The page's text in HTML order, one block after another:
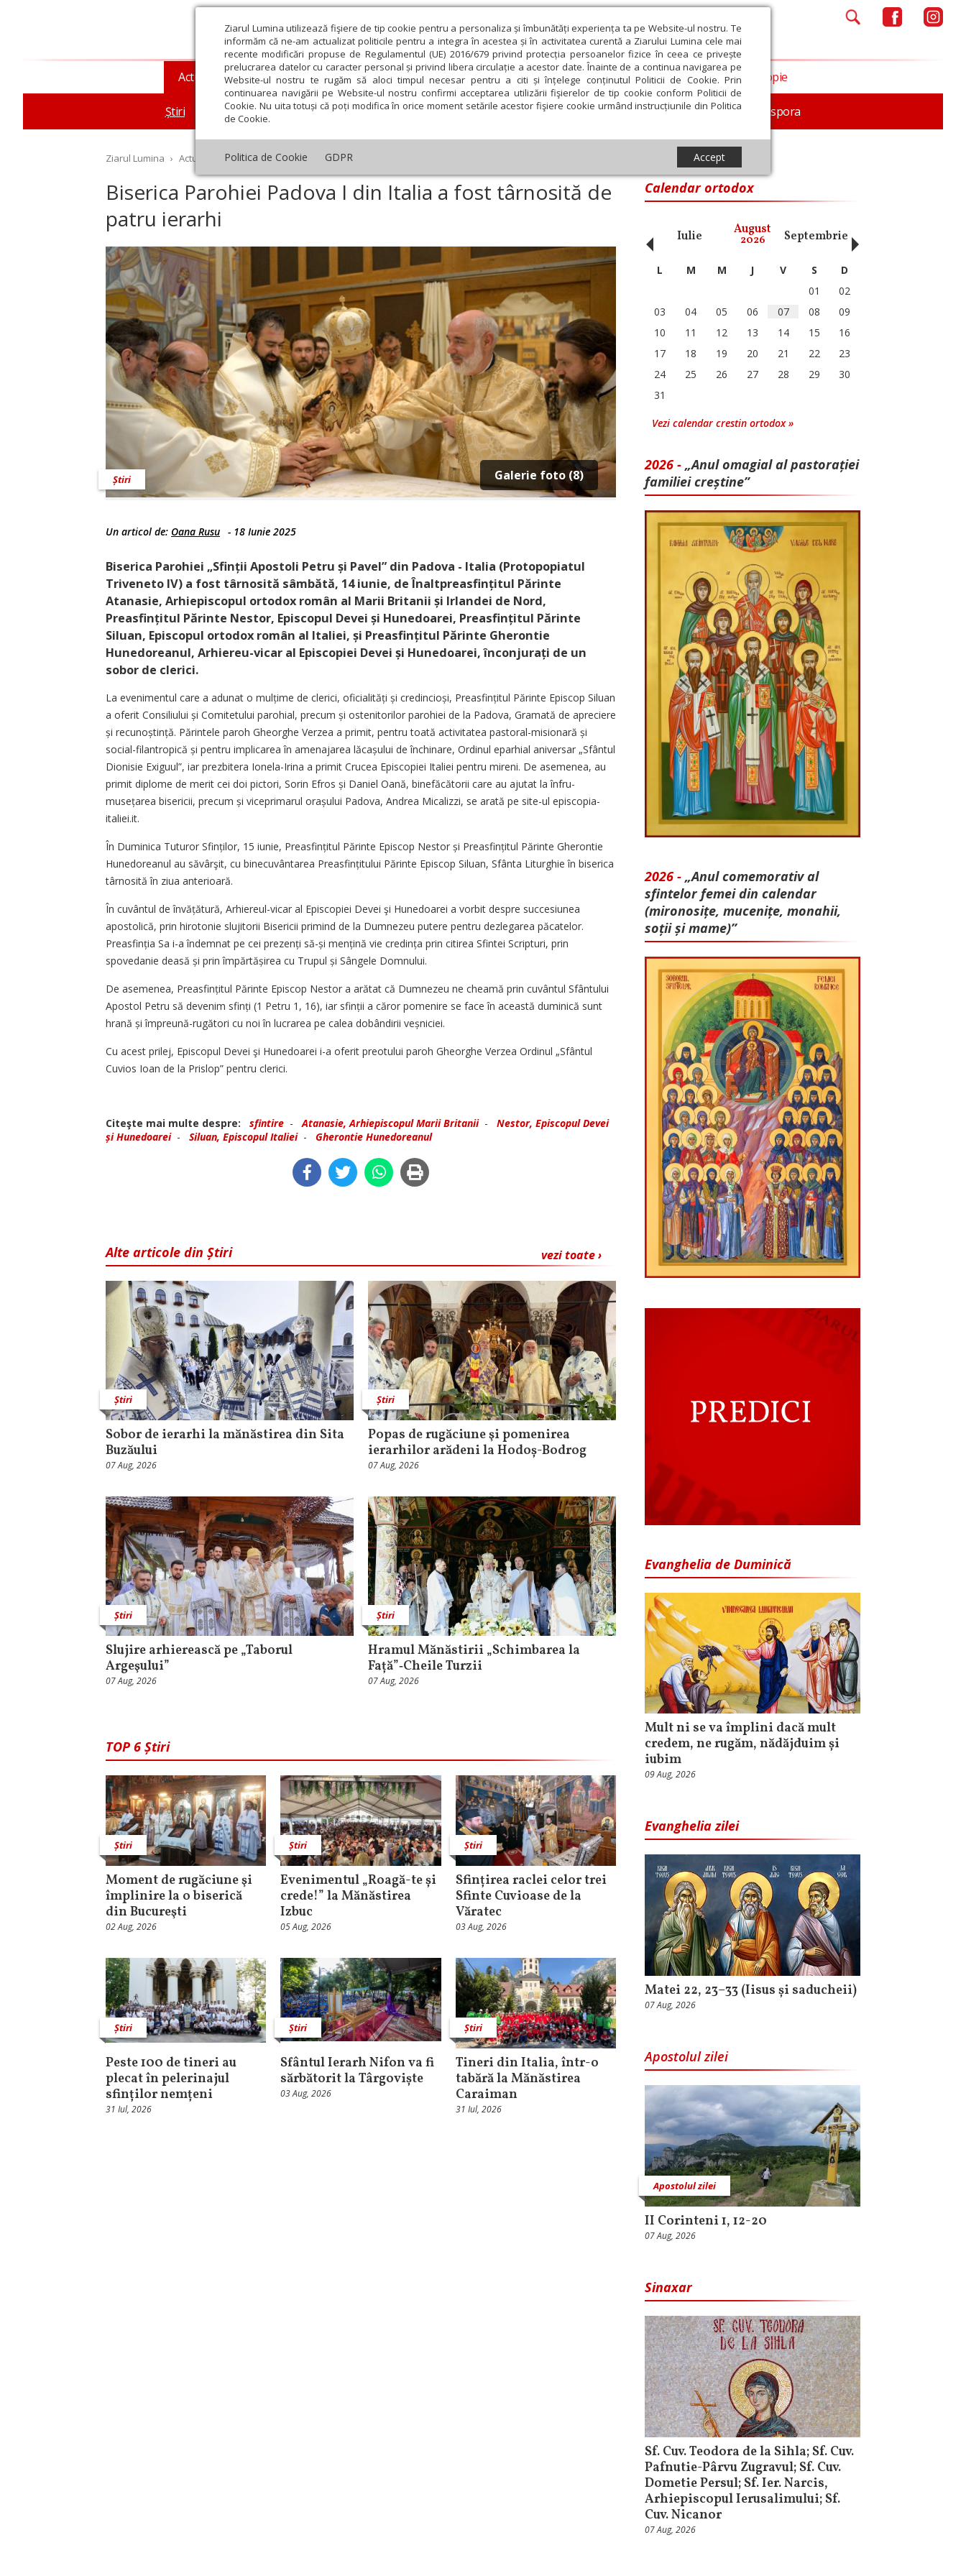
Ziarul Lumina utilizează fişiere de tip cookie pentru a personaliza și îmbunătăți experiența ta pe Website-ul nostru. Te
informăm că ne-am actualizat politicile pentru a integra în acestea și în activitatea curentă a Ziarului Lumina cele mai
recente modificări propuse de Regulamentul (UE) 2016/679 privind protecția persoanelor fizice în ceea ce privește
prelucrarea datelor cu caracter personal și privind libera circulație a acestor date. Înainte de a continua navigarea pe
Website-ul nostru te rugăm să aloci timpul necesar pentru a citi și înțelege conținutul Politicii de Cookie. Prin
continuarea navigării pe Website-ul nostru confirmi acceptarea utilizării fişierelor de tip cookie conform Politicii de
Cookie. Nu uita totuși că poți modifica în orice moment setările acestor fişiere cookie urmând instrucțiunile din Politica
de Cookie.
Politica de Cookie GDPR Accept
Actualitate religioasă
Știri Mesaje și cuvântări An omagial Comunicate de presă Documentar In memoriam Diaspora
Teologie și spiritualitate Educaţie și Cultură Societate Opinii Filantropie
Ziarul Lumina › Actualitate religioasă › Știri › Biserica Parohiei Padova I din Italia a fost târnosită de patru ierarhi
Biserica Parohiei Padova I din Italia a fost târnosită de
patru ierarhi
Galerie foto (8)
Știri
Un articol de: Oana Rusu - 18 Iunie 2025
Biserica Parohiei „Sfinții Apostoli Petru și Pavel” din Padova - Italia (Protopopiatul
Triveneto IV) a fost târnosită sâmbătă, 14 iunie, de Înaltpreasfințitul Părinte
Atanasie, Arhiepiscopul ortodox român al Marii Britanii și Irlandei de Nord,
Preasfințitul Părinte Nestor, Episcopul Devei și Hunedoarei, Preasfințitul Părinte
Siluan, Episcopul ortodox român al Italiei, și Preasfințitul Părinte Gherontie
Hunedoreanul, Arhiereu-vicar al Episcopiei Devei și Hunedoarei, înconjurați de un
sobor de clerici.
La evenimentul care a adunat o mul­țime de clerici, oficialități și credincioși, Prea­sfințitul Părinte Episcop Siluan
a oferit Consiliului și Comitetului parohial, precum și ostenitorilor parohiei de la Padova, Gramată de apreciere
și recunoștință. Părintele paroh Gheor­ghe Verzea a primit, pentru toată activitatea pastoral-misionară și
social-filantropică și pentru implicarea în amenajarea lăcașului de închinare, Ordinul eparhial aniversar „Sfântul
Dionisie Exiguul”, iar prezbitera Ionela-Irina a primit Crucea Episcopiei Italiei pentru mireni. De asemenea, au
primit diplome de merit cei doi pictori, Sorin Efros și Daniel Oană, binefăcătorii care au ajutat la înfru­
musețarea bisericii, precum și viceprimarul orașului Padova, Andrea Micalizzi, se arată pe site-ul episcopia-
italiei.it.
În Duminica Tuturor Sfinților, 15 iunie, Prea­sfințitul Părinte Episcop Nestor și Prea­sfințitul Părinte Gherontie
Hunedoreanul au săvârşit, cu binecuvântarea Preasfințitului Părinte Episcop Siluan, Sfânta Liturghie în biserica
târnosită în ziua anterioară.
În cuvântul de învățătură, Arhiereul-vicar al Episcopiei Devei şi Hunedoarei a vorbit despre succesiunea
apostolică, prin hirotonie slujitorii Bisericii primind de la Dumnezeu putere pentru dezlegarea păcatelor.
Preasfinția Sa i-a îndemnat pe cei prezenți să-și mențină vie credința prin citirea Sfintei Scripturi, prin
spovedanie deasă și prin împărtășirea cu Trupul și Sângele Domnului.
De asemenea, Preasfințitul Părinte Episcop Nestor a arătat că Dumnezeu ne cheamă prin cuvântul Sfântului
Apostol Petru să devenim sfinți (1 Petru 1, 16), iar sfinții a căror pomenire se face în această duminică sunt
hrană și împreună-rugători cu noi în lucrarea pe calea dobândirii veșniciei.
Cu acest prilej, Episcopul Devei şi Hunedoarei i-a oferit preotului paroh Gheorghe Verzea Ordinul „Sfântul
Cuvios Ioan de la Prislop” pentru clerici.
Citeşte mai multe despre: sfintire -Atanasie, Arhiepiscopul Marii Britanii- Nestor, Episcopul Devei
și Hunedoarei- Siluan, Episcopul Italiei- Gherontie Hunedoreanul
vezi toate ›
Alte articole din Știri
Știri
Sobor de ierarhi la mănăstirea din Sita
Buzăului
07 Aug, 2026
Știri
Popas de rugăciune şi pomenirea
ierarhilor arădeni la Hodoș-Bodrog
07 Aug, 2026
Știri
Slujire arhierească pe „Taborul
Argeşului”
07 Aug, 2026
Știri
Hramul Mănăstirii „Schimbarea la
Față”‑Cheile Turzii
07 Aug, 2026
TOP 6 Știri
Știri
Moment de rugăciune şi
împlinire la o biserică
din Bucureşti
02 Aug, 2026
Știri
Evenimentul „Roagă-te și
crede!” la Mănăstirea
Izbuc
05 Aug, 2026
Știri
Sfințirea raclei celor trei
Sfinte Cuvioase de la
Văratec
03 Aug, 2026
Știri
Peste 100 de tineri au
plecat în pelerinajul
sfinților nemțeni
31 Iul, 2026
Știri
Sfântul Ierarh Nifon va fi
sărbătorit la Târgoviște
03 Aug, 2026
Știri
Tineri din Italia, într-o
tabără la Mănăstirea
Caraiman
31 Iul, 2026
Calendar ortodox
Octombrie Iulie August
2026 Septembrie Octombrie
‹ L M M J V S
D
01
02
03
04 05 06 07 08
09
10
11 12 13 14 15
16
17
18 19 20 21 22
23
24
25 26 27 28 29
30
31
Vezi calendar crestin ortodox »
2026 - „Anul omagial al pastorației
familiei creștine”
2026 - „Anul comemorativ al
sfintelor femei din calendar
(mironosițe, mu­cenițe, monahii,
soții și mame)”
Evanghelia de Duminică
Mult ni se va împlini dacă mult
credem, ne rugăm, nădăjduim și
iubim
09 Aug, 2026
Evanghelia zilei
Matei 22, 23–33 (Iisus și saducheii)
07 Aug, 2026
Apostolul zilei
Apostolul zilei
II Corinteni 1, 12-20
07 Aug, 2026
Sinaxar
Sf. Cuv. Teodora de la Sihla; Sf. Cuv.
Pafnutie-Pârvu Zugravul; Sf. Cuv.
Dometie Persul; Sf. Ier. Narcis,
Arhiepiscopul Ierusalimului; Sf.
Cuv. Nicanor
07 Aug, 2026